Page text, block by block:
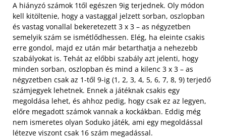
A hiányzó számok 1től egészen 9ig terjednek. Oly módon
kell kitöltenie, hogy a vastaggal jelzett sorban, oszlopban
és vastag vonallal bekeretezett 3 x 3 – as négyzetben
semelyik szám se ismétlődhessen. Elég, ha eleinte csakis
erre gondol, majd ez után már betarthatja a nehezebb
szabályokat is. Tehát az előbbi szabály azt jelenti, hogy
minden sorban, oszlopban és mind a kilenc 3 x 3 – as
négyzetben csak az 1-től 9-ig (1, 2, 3, 4, 5, 6, 7, 8, 9) terjedő
számjegyek lehetnek. Ennek a játéknak csakis egy
megoldása lehet, és ahhoz pedig, hogy csak ez az legyen,
előre megadott számok vannak a kockákban. Eddig még
nem ismeretes olyan Soduko játék, ami egy megoldással
létezve viszont csak 16 szám megadással.